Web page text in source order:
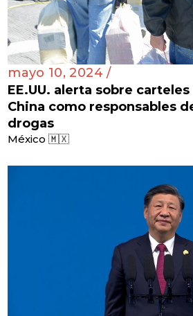
mayo 10, 2024 /
EE.UU. alerta sobre
China como responsables
drogas
México 🇲🇽